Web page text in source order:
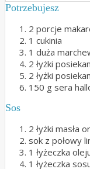
Potrzebujesz
2 porcje
1 cukinia
1 duża
2 łyżki
2 łyżki
150 g sera
Sos
2 łyżki masła
sok z połowy
1 łyżeczka
1 łyżeczka